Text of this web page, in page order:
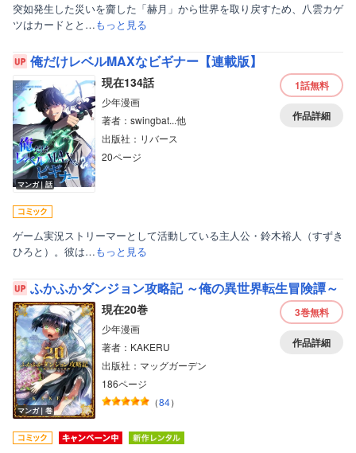
突如発生した災いを齎した「赫月」から世界を取り戻すため、八雲カゲ
ツはカードとと…もっと見る
俺だけレベルMAXなビギナー【連載版】
マンガ｜話
現在134話
少年漫画
著者：swingbat...他
出版社：リバース
20ページ
1話無料
作品詳細
ゲーム実況ストリーマーとして活動している主人公・鈴木裕人（すずき
ひろと）。彼は…もっと見る
ふかふかダンジョン攻略記 ～俺の異世界転生冒険譚～
マンガ｜巻
現在20巻
少年漫画
著者：KAKERU
出版社：マッグガーデン
186ページ
（84）
3巻無料
作品詳細